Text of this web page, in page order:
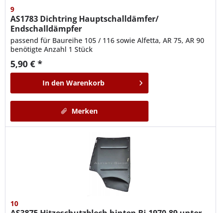
9
AS1783 Dichtring Hauptschalldämfer/
Endschalldämpfer
passend für Baureihe 105 / 116 sowie Alfetta, AR 75, AR 90
benötigte Anzahl 1 Stück
5,90 € *
In den Warenkorb
Merken
10